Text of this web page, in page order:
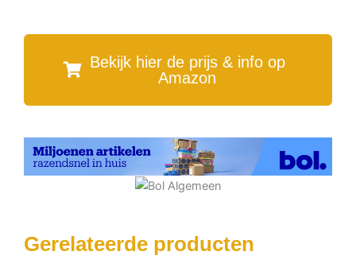
Bekijk hier de prijs & info op
Amazon
Gerelateerde producten